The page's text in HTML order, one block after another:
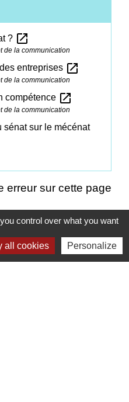
? open_in_new
de la communication
entreprises open_in_new
de la communication
compétence open_in_new
de la communication
sénat sur le mécénat
erreur sur cette page
control over what you want
all cookies Personalize